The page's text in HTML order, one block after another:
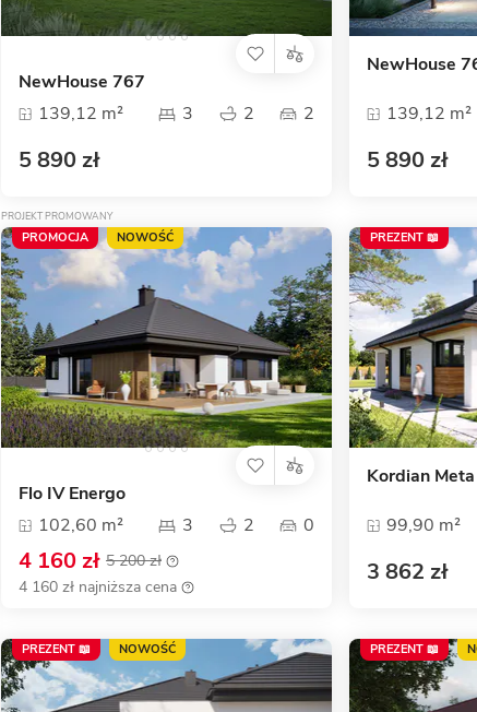
NewHouse 767
139,12 m²
3 2 2
5 890 zł
NewHouse
139,12 m²
5 890 zł
PROJEKT PROMOWANY
Flo IV Energo
102,60 m²
3 2 0
4 160 zł 5 200 zł
4 160 zł najniższa cena
PROMOCJA NOWOŚĆ
Kordian
99,90 m²
3 862 zł
PREZENT 📖
PREZENT 📖 NOWOŚĆ PREZENT 📖